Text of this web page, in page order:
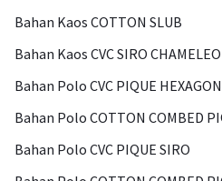
Bahan Kaos COTTON SLUB
Bahan Kaos CVC SIRO
Bahan Polo CVC PIQUE HEXAGON
Bahan Polo COTTON COMBED
Bahan Polo CVC PIQUE SIRO